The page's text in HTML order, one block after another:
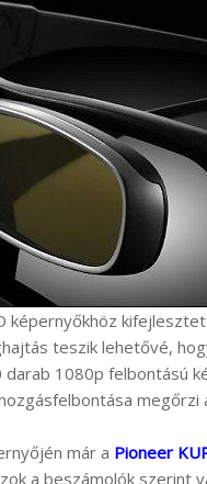
képernyőkhöz
teszik lehetővé,
1080p felbontású
megőrzi
már a Pioneer
a beszámolók